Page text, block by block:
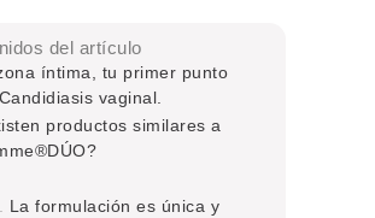
del artículo
íntima, tu primer punto
vaginal.
productos similares a
La formulación es única y